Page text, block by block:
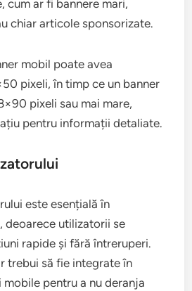
cum ar fi bannere mari,
chiar articole sponsorizate.
mobil poate avea
pixeli, în timp ce un banner
pixeli sau mai mare,
pentru informații detaliate.
este esențială în
deoarece utilizatorii se
rapide și fără întreruperi.
trebui să fie integrate în
pentru a nu deranja